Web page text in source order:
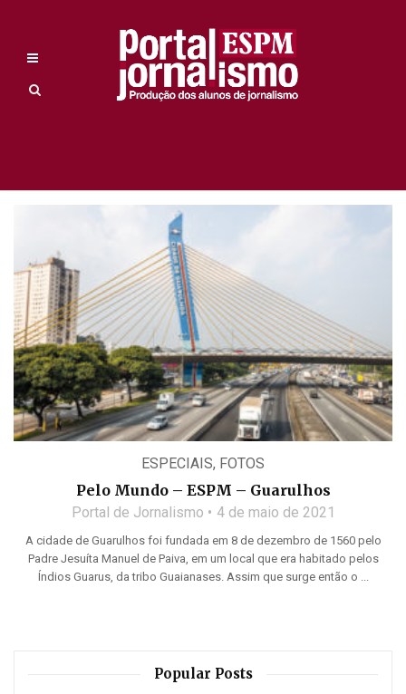
ESPECIAIS, FOTOS
Pelo Mundo – ESPM – Guarulhos
Portal de Jornalismo 4 de maio de 2021
A cidade de Guarulhos foi fundada em 8 de dezembro de 1560 pelo
Padre Jesuíta Manuel de Paiva, em um local que era habitado pelos
Índios Guarus, da tribo Guaianases. Assim que surge então o ...
Popular Posts